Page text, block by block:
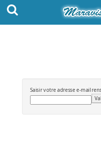
Saisir votre adresse e-mail